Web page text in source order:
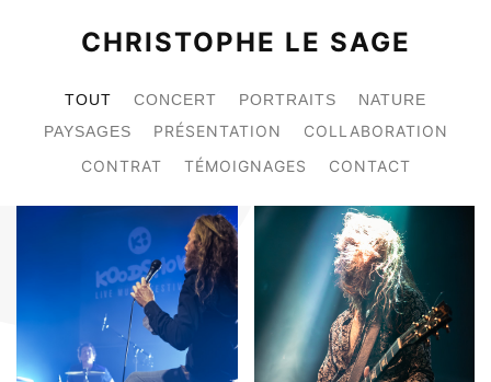
CHRISTOPHE LE SAGE
TOUT CONCERT PORTRAITS
NATURE
PAYSAGES
PRÉSENTATION
COLLABORATION
CONTRAT
TÉMOIGNAGES CONTACT